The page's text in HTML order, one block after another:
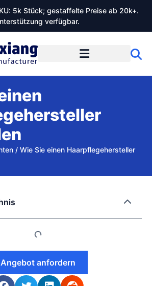
5k Stück; gestaffelte Preise ab 20k+.
verfügbar.
/ Wie Sie einen Haarpflegehersteller
Angebot anfordern